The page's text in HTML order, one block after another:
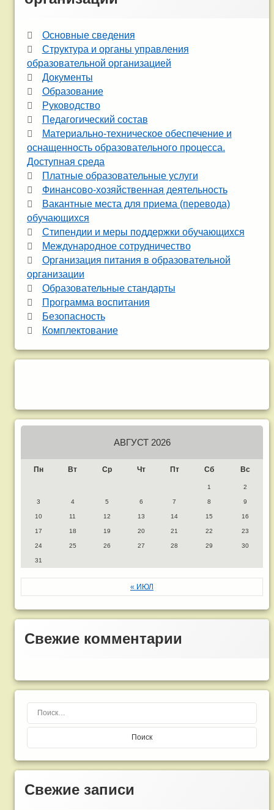
Основные сведения
Структура и органы управления
образовательной организацией
Документы
Образование
Руководство
Педагогический состав
Материально-техническое обеспечение и
оснащенность образовательного процесса.
Доступная среда
Платные образовательные услуги
Финансово-хозяйственная деятельность
Вакантные места для приема (перевода)
обучающихся
Стипендии и меры поддержки обучающихся
Международное сотрудничество
Организация питания в образовательной
организации
Образовательные стандарты
Программа воспитания
Безопасность
Комплектование
АВГУСТ 2026
Пн Вт Ср Чт Пт Сб Вс
1 2
3 4 5 6 7 8 9
10 11 12 13 14 15 16
17 18 19 20 21 22 23
24 25 26 27 28 29 30
31
« ИЮЛ
Свежие комментарии
Свежие записи